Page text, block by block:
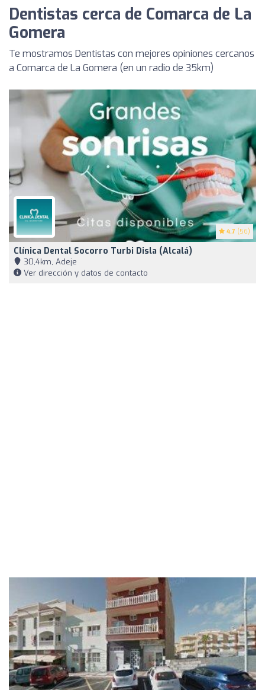
Dentistas cerca de Comarca de La
Gomera
Te mostramos Dentistas con mejores opiniones cercanos
a Comarca de La Gomera (en un radio de 35km)
4.7 (56)
Clínica Dental Socorro Turbi Disla (Alcalá)
30,4km, Adeje
Ver dirección y datos de contacto